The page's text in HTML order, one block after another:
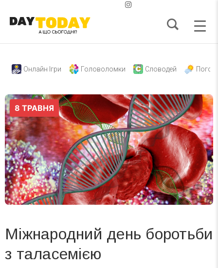
Онлайн Ігри Головоломки Словодей
Міжнародний день боротьби
з таласемією